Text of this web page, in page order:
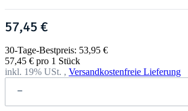
57,45 €
30-Tage-Bestpreis: 53,95 €
57,45 € pro 1 Stück
inkl. 19% USt. , Versandkostenfreie Lieferung